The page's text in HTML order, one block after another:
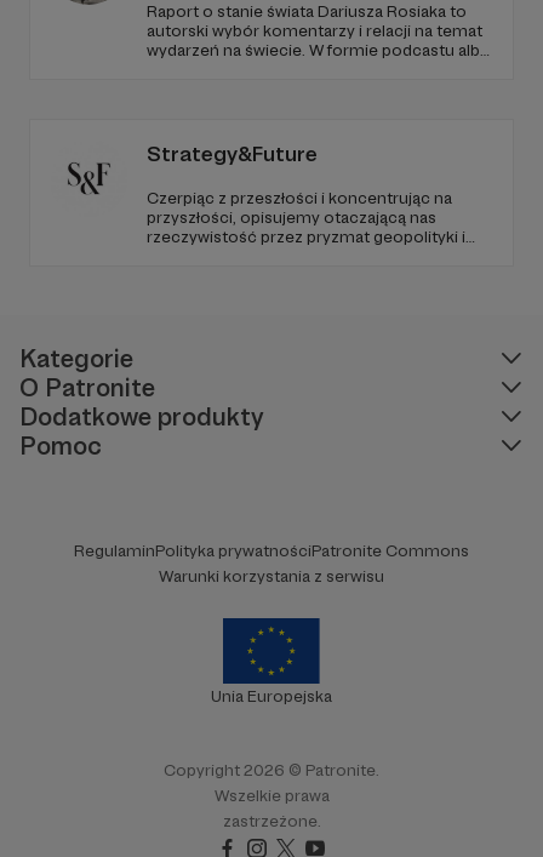
Raport o stanie świata Dariusza Rosiaka to
autorski wybór komentarzy i relacji na temat
wydarzeń na świecie. W formie podcastu albo
Strategy&Future
Czerpiąc z przeszłości i koncentrując na
przyszłości, opisujemy otaczającą nas
rzeczywistość przez pryzmat geopolityki i
Kategorie
O Patronite
Dodatkowe produkty
Pomoc
RegulaminPolityka prywatnościPatronite Commons
Warunki korzystania z serwisu
Unia Europejska
Copyright 2026 © Patronite.
Wszelkie prawa
zastrzeżone.